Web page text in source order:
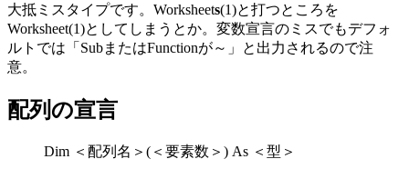
大抵ミスタイプです。Worksheets(1)と打つところを
Worksheet(1)としてしまうとか。変数宣言のミスでもデフォ
ルトでは「SubまたはFunctionが～」と出力されるので注
意。
配列の宣言
Dim ＜配列名＞(＜要素数＞) As ＜型＞